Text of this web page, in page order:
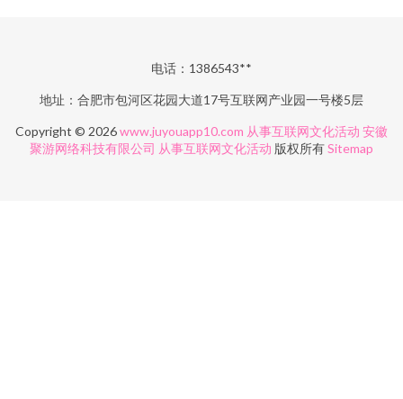
电话：1386543**
地址：合肥市包河区花园大道17号互联网产业园一号楼5层
Copyright © 2026www.juyouapp10.com 从事互联网文化活动 安徽
聚游网络科技有限公司 从事互联网文化活动 版权所有Sitemap